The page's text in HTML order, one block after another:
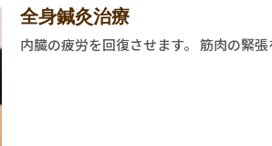
全身鍼灸治療
内臓の疲労を回復させます。 筋肉の緊張